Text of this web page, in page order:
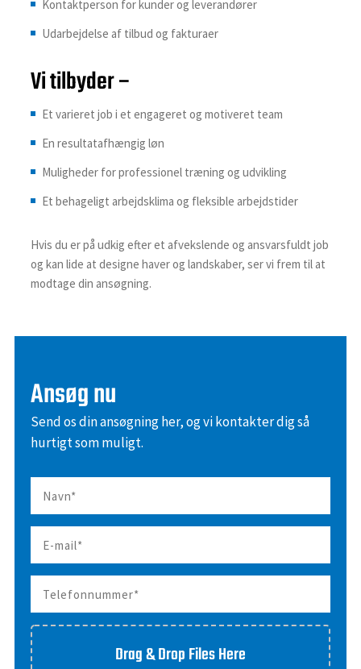
Kontaktperson for kunder og leverandører
Udarbejdelse af tilbud og fakturaer
Vi tilbyder –
Et varieret job i et engageret og motiveret team
En resultatafhængig løn
Muligheder for professionel træning og udvikling
Et behageligt arbejdsklima og fleksible arbejdstider
Hvis du er på udkig efter et afvekslende og ansvarsfuldt job
og kan lide at designe haver og landskaber, ser vi frem til at
modtage din ansøgning.
Ansøg nu
Send os din ansøgning her, og vi kontakter dig så
hurtigt som muligt.
Drag & Drop Files Here